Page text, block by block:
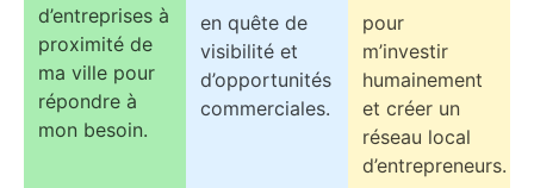
d’entreprises à
proximité de
ma ville pour
répondre à
mon besoin.
en quête de
visibilité et
d’opportunités
commerciales.
pour
m’investir
humainement
et créer un
réseau local
d’entrepreneurs.